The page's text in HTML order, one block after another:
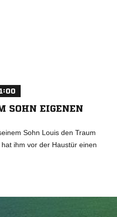
SOHN EIGENEN
Sohn Louis den Traum
ihm vor der Haustür einen